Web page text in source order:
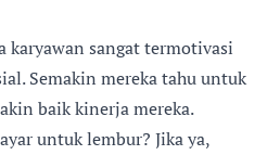
karyawan sangat termotivasi
Semakin mereka tahu untuk
baik kinerja mereka.
untuk lembur? Jika ya,